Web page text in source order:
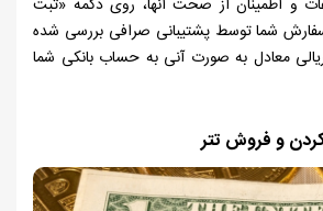
شما توسط پشتیبانی صرافی بررسی شده
معادل به صورت آنی به حساب بانکی شما
و فروش تتر